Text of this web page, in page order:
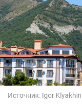
Источник: Igor